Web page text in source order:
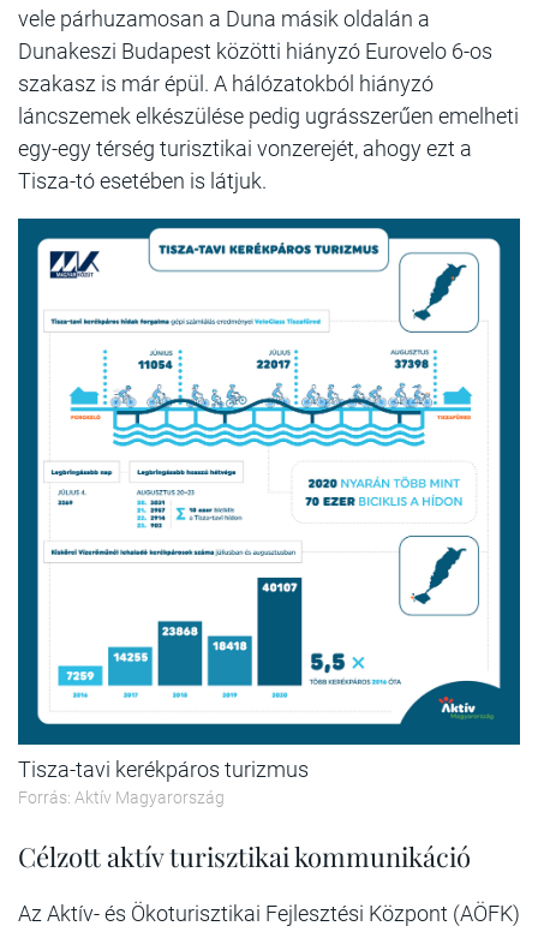
vele párhuzamosan a Duna másik oldalán a
Dunakeszi Budapest közötti hiányzó Eurovelo 6-os
szakasz is már épül. A hálózatokból hiányzó
láncszemek elkészülése pedig ugrásszerűen emelheti
egy-egy térség turisztikai vonzerejét, ahogy ezt a
Tisza-tó esetében is látjuk.
Tisza-tavi kerékpáros turizmus
Forrás: Aktív Magyarország
Célzott aktív turisztikai kommunikáció
Az Aktív- és Ökoturisztikai Fejlesztési Központ (AÖFK)